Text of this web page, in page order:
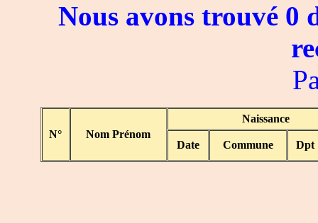
Nous avons trouvé 0
N° Nom Prénom
Naissance
Date Commune Dpt